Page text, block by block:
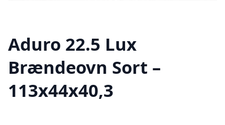
Aduro 22.5 Lux
Brændeovn Sort –
113x44x40,3